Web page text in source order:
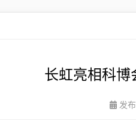
长虹亮相科博
发